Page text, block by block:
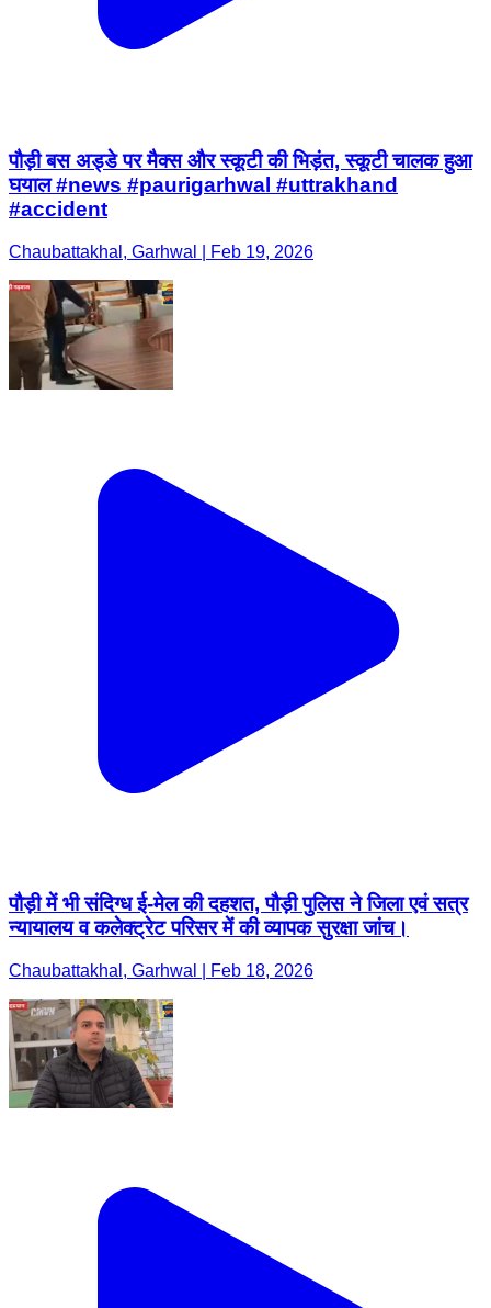
पौड़ी बस अड्डे पर मैक्स और स्कूटी की भिड़ंत, स्कूटी चालक हुआ
घयाल #news #paurigarhwal #uttrakhand
#accident
Chaubattakhal, Garhwal | Feb 19, 2026
पौड़ी में भी संदिग्ध ई-मेल की दहशत, पौड़ी पुलिस ने जिला एवं सत्र
न्यायालय व कलेक्ट्रेट परिसर में की व्यापक सुरक्षा जांच।
Chaubattakhal, Garhwal | Feb 18, 2026